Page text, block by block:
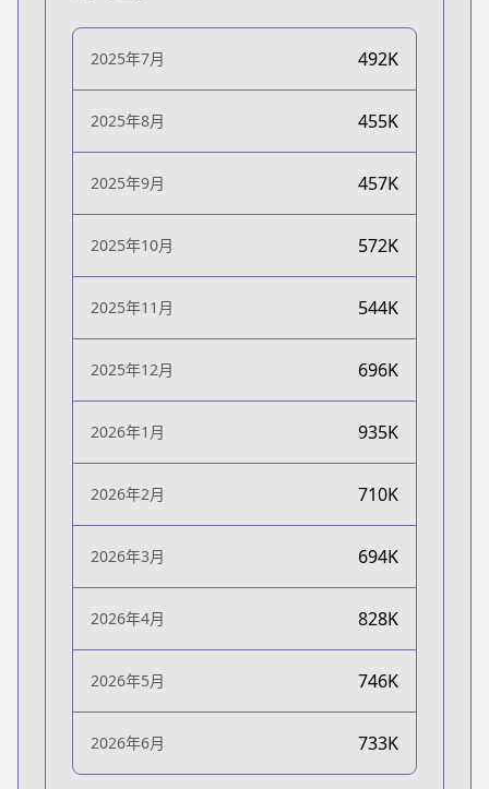
2025年7月 492K
2025年8月 455K
2025年9月 457K
2025年10月 572K
2025年11月 544K
2025年12月 696K
2026年1月 935K
2026年2月 710K
2026年3月 694K
2026年4月 828K
2026年5月 746K
2026年6月 733K